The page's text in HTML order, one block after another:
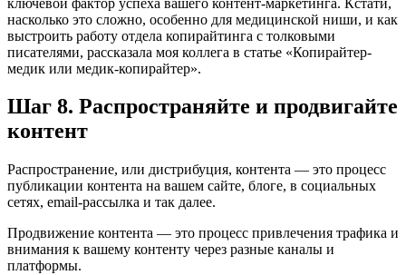
насколько это сложно, особенно для медицинской ниши, и как
выстроить работу отдела копирайтинга с толковыми
писателями, рассказала моя коллега в статье «Копирайтер-
медик или медик-копирайтер».
Шаг 8. Распространяйте и продвигайте
контент
Распространение, или дистрибуция, контента — это процесс
публикации контента на вашем сайте, блоге, в социальных
сетях, email-рассылка и так далее.
Продвижение контента — это процесс привлечения трафика и
внимания к вашему контенту через разные каналы и
платформы.